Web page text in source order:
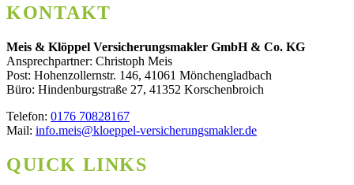
KONTAKT
Meis & Klöppel Versicherungsmakler GmbH & Co. KG
Ansprechpartner: Christoph Meis
Post: Hohenzollernstr. 146, 41061 Mönchengladbach
Büro: Hindenburgstraße 27, 41352 Korschenbroich
Telefon: 0176 70828167
Mail: info.meis@kloeppel-versicherungsmakler.de
QUICK LINKS